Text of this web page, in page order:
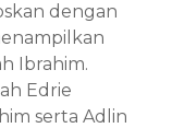
dengan
Ibrahim.
Edrie
serta Adlin